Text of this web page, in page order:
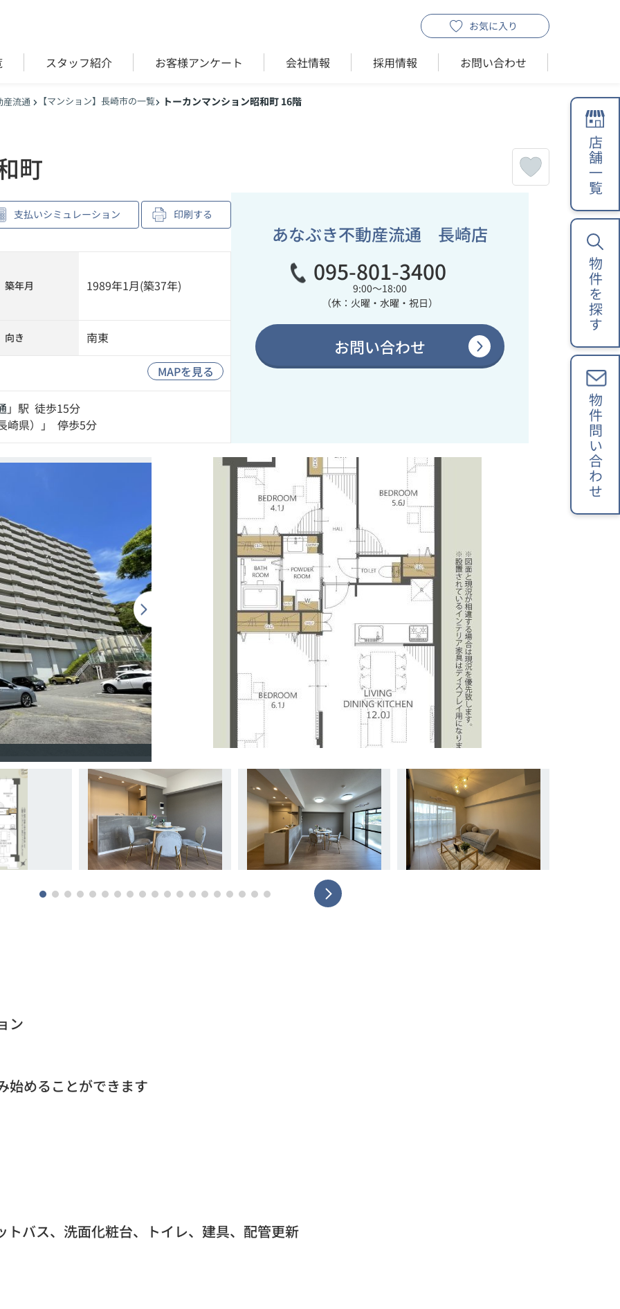
お気に入り
スタッフ紹介 お客様アンケート 会社情報 採用情報 お問い合わせ
産流通 【マンション】長崎市の一覧 トーカンマンション昭和町 16階
町
支払いシミュレーション 印刷する
築年月 1989年1月(築37年)
向き 南東
MAPを見る
」駅 徒歩15分
崎県）」 停歩5分
あなぶき不動産流通 長崎店
095-801-3400
9:00～18:00
（休：火曜・水曜・祝日）
お問い合わせ
ン
始めることができます
バス、洗面化粧台、トイレ、建具、配管更新
店舗一覧
物件を探す
物件問い合わせ